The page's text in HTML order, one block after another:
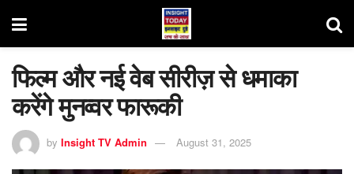
फिल्म और नई वेब सीरीज़ से धमाका
करेंगे मुनव्वर फारूकी
by Insight TV Admin August 31, 2025